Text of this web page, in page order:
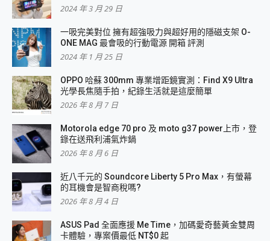
2024 年 3 月 29 日
一吸完美對位 擁有超強吸力與超好用的隱磁支架 O-
ONE MAG 最會吸的行動電源 開箱 評測
2024 年 1 月 25 日
OPPO 哈蘇 300mm 專業增距鏡實測：Find X9 Ultra
光學長焦隨手拍，紀錄生活就是這麼簡單
2026 年 8 月 7 日
Motorola edge 70 pro 及 moto g37 power上市，登
錄在送飛利浦氣炸鍋
2026 年 8 月 6 日
近八千元的 Soundcore Liberty 5 Pro Max，有螢幕
的耳機會是智商稅嗎?
2026 年 8 月 4 日
ASUS Pad 全面應援 Me Time，加碼愛奇藝黃金雙周
卡體驗，專案價最低 NT$0 起